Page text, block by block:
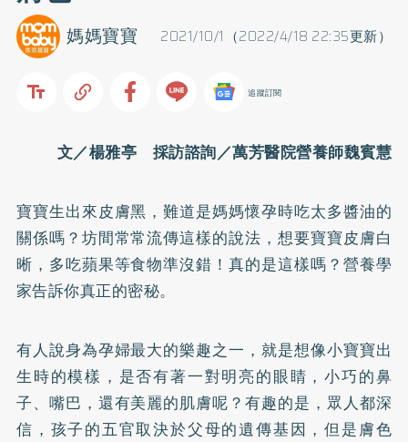
2021/10/1（2022/4/18 22:35更新）
媽媽寶寶
追蹤訂閱
文／楊雅亭 採訪諮詢／萬芳醫院營養師魏賓慧
寶寶生出來皮膚黑，難道是媽媽懷孕時吃太多醬油的
關係嗎？坊間常常流傳這樣的說法，想要寶寶皮膚白
晰，多吃蘋果等食物準沒錯！真的是這樣嗎？營養學
家告訴你真正的密秘。
有人說身為孕婦最大的樂趣之一，就是想像小寶寶出
生時的模樣，是否有著一對明亮的眼睛，小巧的鼻
子、嘴巴，還有美麗的肌膚呢？有趣的是，眾人都深
信，孩子的五官取決於父母的遺傳基因，但是膚色